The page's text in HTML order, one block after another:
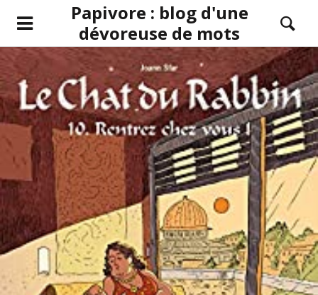
Papivore : blog d'une
dévoreuse de mots